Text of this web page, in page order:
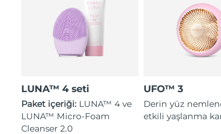
LUNA™ 4 seti
Paket içeriği: LUNA™ 4 ve
LUNA™ Micro-Foam
Cleanser 2.0
UFO™ 3
Derin yüz
etkili yaşlanma